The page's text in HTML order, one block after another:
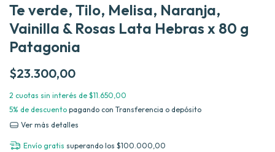
Te verde, Tilo, Melisa, Naranja,
Vainilla & Rosas Lata Hebras x 80 g
Patagonia
$23.300,00
2 cuotas sin interés de $11.650,00
5% de descuento pagando con Transferencia o depósito
Ver más detalles
Envío gratis superando los $100.000,00